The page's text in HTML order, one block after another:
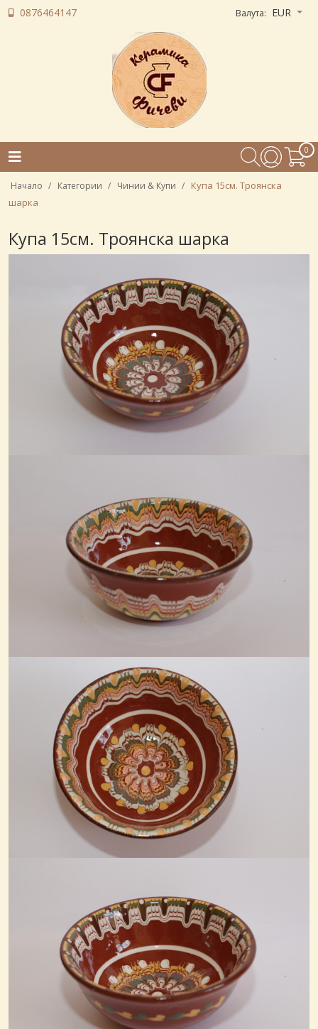
0876464147 Валута: EUR
0
Начало Категории Чинии & Купи
Купа 15см. Троянска
шарка
Купа 15см. Троянска шарка